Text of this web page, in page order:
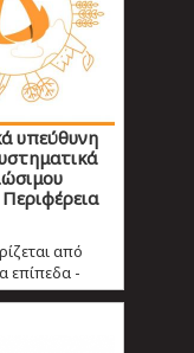
υπεύθυνη
από
επίπεδα -